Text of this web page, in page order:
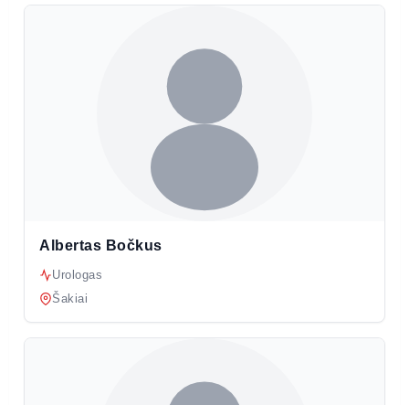
Albertas Bočkus
Urologas
Šakiai